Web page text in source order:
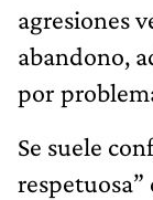
agresiones
abandono,
por
Se suele
respetuosa”